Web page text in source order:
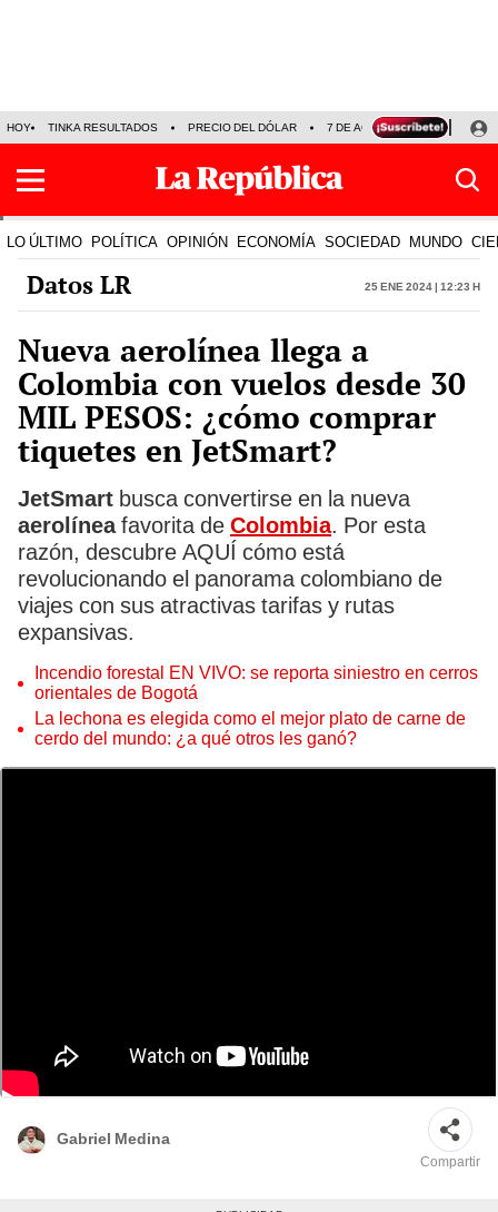
HOY TINKA RESULTADOS PRECIO DEL DÓLAR 7 DE AGOSTO OLLANTA
LO ÚLTIMO POLÍTICA OPINIÓN ECONOMÍA SOCIEDAD MUNDO
Datos LR 25 Ene 2024 | 12:23 h
Nueva aerolínea llega a
Colombia con vuelos desde 30
MIL PESOS: ¿cómo comprar
tiquetes en JetSmart?
JetSmart busca convertirse en la nueva
aerolíneafavorita de Colombia. Por esta
razón, descubre AQUÍ cómo está
revolucionando el panorama colombiano de
viajes con sus atractivas tarifas y rutas
expansivas.
Incendio forestal EN VIVO: se reporta siniestro en cerros
orientales de Bogotá
La lechona es elegida como el mejor plato de carne de
cerdo del mundo: ¿a qué otros les ganó?
La aerolínea chilena, JetSmart, tiene presencia en diversos países de la
región como Perú y Argentina. Foto: composición LR / Vecteezy
Gabriel Medina
Compartir